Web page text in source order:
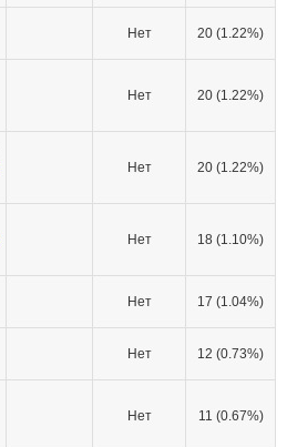
Нет 20 (1.22%)
Нет 20 (1.22%)
Нет 20 (1.22%)
Нет 18 (1.10%)
Нет 17 (1.04%)
Нет 12 (0.73%)
Нет 11 (0.67%)